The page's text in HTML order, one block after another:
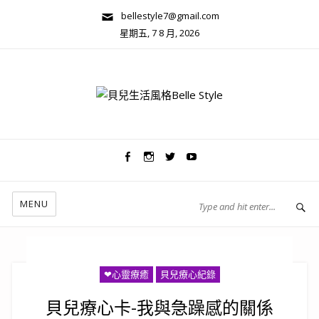
bellestyle7@gmail.com
星期五, 7 8 月, 2026
MENU
❤心靈療癒 貝兒療心紀錄
貝兒療心卡-我與急躁感的關係